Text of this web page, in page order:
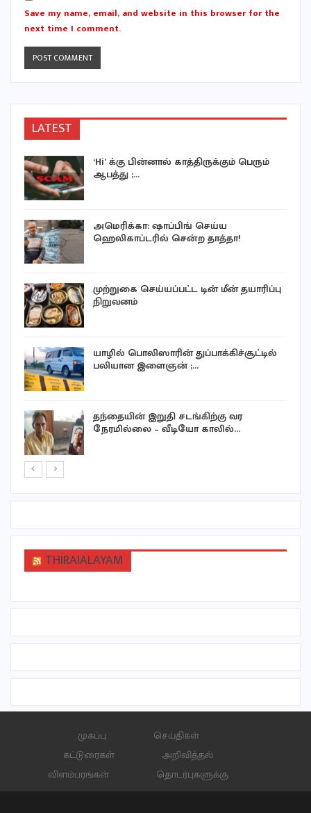
Save my name, email, and website in this browser for the
next time I comment.
LATEST
‘Hi’ க்கு பின்னால் காத்திருக்கும் பெரும்
ஆபத்து ;…
அமெரிக்கா: ஷாப்பிங் செய்ய
ஹெலிகாப்டரில் சென்ற தாத்தா!
முற்றுகை செய்யப்பட்ட டின் மீன் தயாரிப்பு
நிறுவனம்
யாழில் பொலிஸாரின் துப்பாக்கிச்சூட்டில்
பலியான இளைஞன் ;…
தந்தையின் இறுதி சடங்கிற்கு வர
நேரமில்லை – வீடியோ காலில்…
THIRAIALAYAM
முகப்பு
செய்திகள்
கட்டுரைகள்
அறிவித்தல்
விளம்பரங்கள்
தொடர்புகளுக்கு